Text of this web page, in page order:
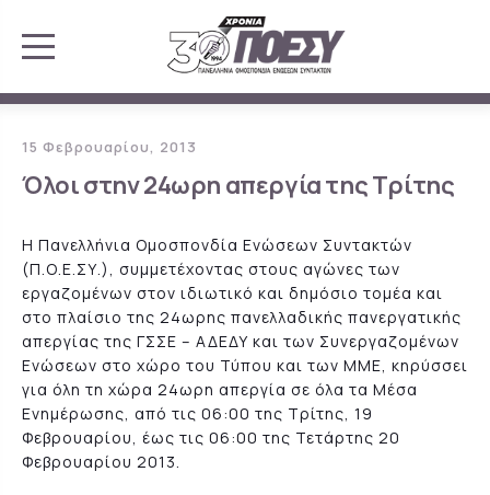
15 Φεβρουαρίου, 2013
Όλοι στην 24ωρη απεργία της Τρίτης
Η Πανελλήνια Ομοσπονδία Ενώσεων Συντακτών
(Π.Ο.Ε.ΣΥ.), συμμετέχοντας στους αγώνες των
εργαζομένων στον ιδιωτικό και δημόσιο τομέα και
στο πλαίσιο της 24ωρης πανελλαδικής πανεργατικής
απεργίας της ΓΣΣΕ – ΑΔΕΔΥ και των Συνεργαζομένων
Ενώσεων στο χώρο του Τύπου και των ΜΜΕ, κηρύσσει
για όλη τη χώρα 24ωρη απεργία σε όλα τα Μέσα
Ενημέρωσης, από τις 06:00 της Τρίτης, 19
Φεβρουαρίου, έως τις 06:00 της Τετάρτης 20
Φεβρουαρίου 2013.